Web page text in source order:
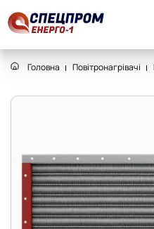
Головна Повітронагрівачі